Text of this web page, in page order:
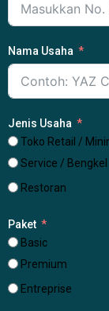
Nama Usaha
Jenis Usaha
Toko Retail /
Service / Bengkel
Restoran
Paket
Basic
Premium
Entreprise